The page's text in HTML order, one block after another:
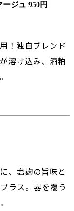
ジュ 950円
！独自ブレンド
溶け込み、酒粕
、塩麹の旨味と
ラス。器を覆う